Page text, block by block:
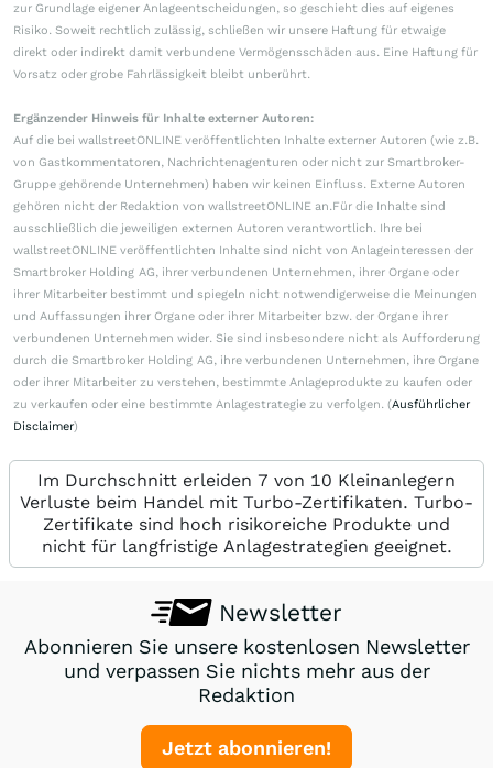
zur Grundlage eigener Anlageentscheidungen, so geschieht dies auf eigenes
Risiko. Soweit rechtlich zulässig, schließen wir unsere Haftung für etwaige
direkt oder indirekt damit verbundene Vermögensschäden aus. Eine Haftung für
Vorsatz oder grobe Fahrlässigkeit bleibt unberührt.
Ergänzender Hinweis für Inhalte externer Autoren:
Auf die bei wallstreetONLINE veröffentlichten Inhalte externer Autoren (wie z.B.
von Gastkommentatoren, Nachrichtenagenturen oder nicht zur Smartbroker-
Gruppe gehörende Unternehmen) haben wir keinen Einfluss. Externe Autoren
gehören nicht der Redaktion von wallstreetONLINE an.Für die Inhalte sind
ausschließlich die jeweiligen externen Autoren verantwortlich. Ihre bei
wallstreetONLINE veröffentlichten Inhalte sind nicht von Anlageinteressen der
Smartbroker Holding AG, ihrer verbundenen Unternehmen, ihrer Organe oder
ihrer Mitarbeiter bestimmt und spiegeln nicht notwendigerweise die Meinungen
und Auffassungen ihrer Organe oder ihrer Mitarbeiter bzw. der Organe ihrer
verbundenen Unternehmen wider. Sie sind insbesondere nicht als Aufforderung
durch die Smartbroker Holding AG, ihre verbundenen Unternehmen, ihre Organe
oder ihrer Mitarbeiter zu verstehen, bestimmte Anlageprodukte zu kaufen oder
zu verkaufen oder eine bestimmte Anlagestrategie zu verfolgen. (Ausführlicher
Disclaimer)
Im Durchschnitt erleiden 7 von 10 Kleinanlegern
Verluste beim Handel mit Turbo-Zertifikaten. Turbo-
Zertifikate sind hoch risikoreiche Produkte und
nicht für langfristige Anlagestrategien geeignet.
Newsletter
Abonnieren Sie unsere kostenlosen Newsletter
und verpassen Sie nichts mehr aus der
Redaktion
Jetzt abonnieren!